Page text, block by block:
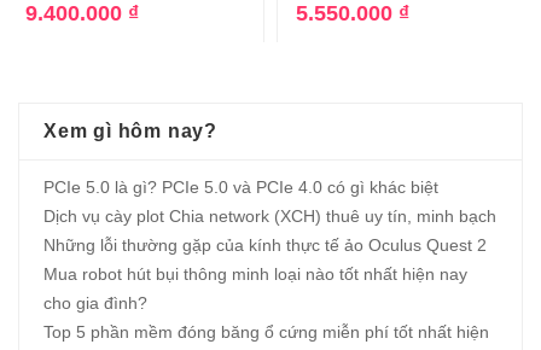
9.400.000 ₫ 5.550.000 ₫
Xem gì hôm nay?
PCIe 5.0 là gì? PCIe 5.0 và PCIe 4.0 có gì khác biệt
Dịch vụ cày plot Chia network (XCH) thuê uy tín, minh bạch
Những lỗi thường gặp của kính thực tế ảo Oculus Quest 2
Mua robot hút bụi thông minh loại nào tốt nhất hiện nay
cho gia đình?
Top 5 phần mềm đóng băng ổ cứng miễn phí tốt nhất hiện